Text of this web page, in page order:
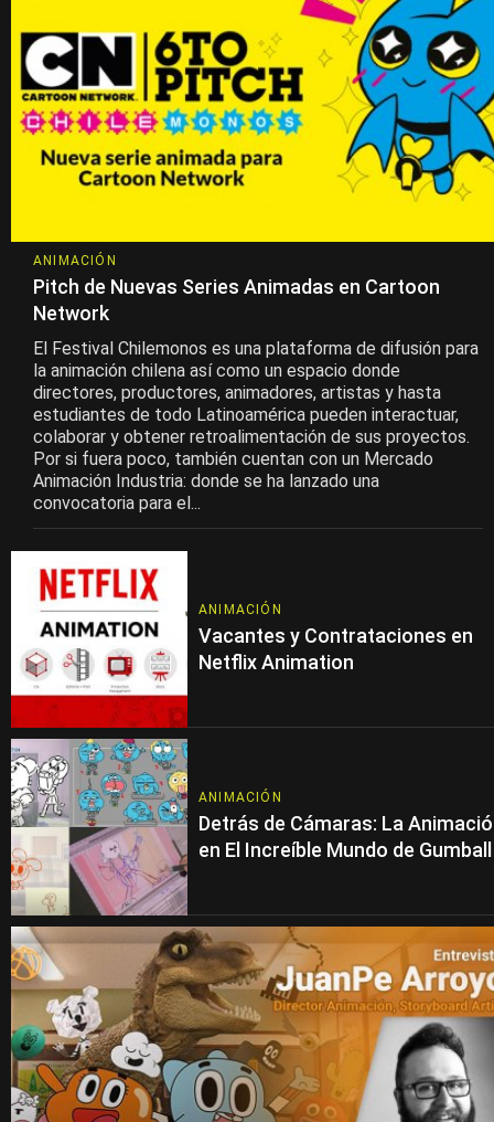
ANIMACIÓN
Pitch de Nuevas Series Animadas en Cartoon
Network
El Festival Chilemonos es una plataforma de difusión para
la animación chilena así como un espacio donde
directores, productores, animadores, artistas y hasta
estudiantes de todo Latinoamérica pueden interactuar,
colaborar y obtener retroalimentación de sus proyectos.
Por si fuera poco, también cuentan con un Mercado
Animación Industria: donde se ha lanzado una
convocatoria para el...
ANIMACIÓN
Vacantes y Contrataciones en
Netflix Animation
ANIMACIÓN
Detrás de Cámaras: La
en El Increíble Mundo de Gumball